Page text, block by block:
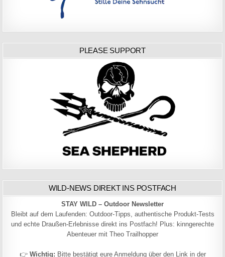
PLEASE SUPPORT
WILD-NEWS DIREKT INS POSTFACH
STAY WILD – Outdoor Newsletter
Bleibt auf dem Laufenden: Outdoor-Tipps, authentische Produkt-Tests
und echte Draußen-Erlebnisse direkt ins Postfach! Plus: kinngerechte
Abenteuer mit Theo Trailhopper
👉 Wichtig: Bitte bestätigt eure Anmeldung über den Link in der